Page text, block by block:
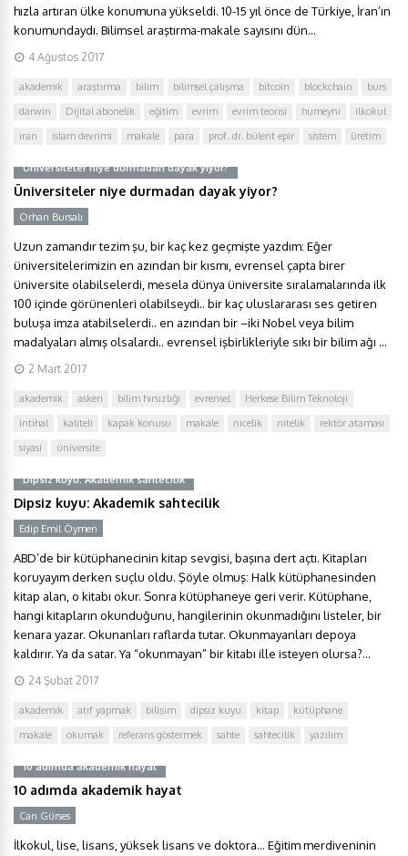
hızla artıran ülke konumuna yükseldi. 10-15 yıl önce de Türkiye, İran’ın
konumundaydı. Bilimsel araştırma-makale sayısını dün...
4 Ağustos 2017
akademik araştırma bilim bilimsel çalışma bitcoin blockchain
burs
darwin
Dijital abonelik eğitim evrim evrim teorisi humeyni
ilkokul
iran
islam devrimi makale para prof. dr. bülent epir sistem üretim
Üniversiteler niye durmadan dayak yiyor?
Üniversiteler niye durmadan dayak yiyor?
Orhan Bursalı
Uzun zamandır tezim şu, bir kaç kez geçmişte yazdım: Eğer
üniversitelerimizin en azından bir kısmı, evrensel çapta birer
üniversite olabilselerdi, mesela dünya üniversite sıralamalarında ilk
100 içinde görünenleri olabilseydi.. bir kaç uluslararası ses getiren
buluşa imza atabilselerdi.. en azından bir –iki Nobel veya bilim
madalyaları almış olsalardı.. evrensel işbirlikleriyle sıkı bir bilim ağı ...
2 Mart 2017
akademik askeri bilim hırsızlığı evrensel
Herkese Bilim Teknoloji
intihal
kaliteli kapak konusu makale nicelik nitelik
rektör ataması
siyasi
üniversite
Dipsiz kuyu: Akademik sahtecilik
Dipsiz kuyu: Akademik sahtecilik
Edip Emil Öymen
ABD’de bir kütüphanecinin kitap sevgisi, başına dert açtı. Kitapları
koruyayım derken suçlu oldu. Şöyle olmuş: Halk kütüphanesinden
kitap alan, o kitabı okur. Sonra kütüphaneye geri verir. Kütüphane,
hangi kitapların okunduğunu, hangilerinin okunmadığını listeler, bir
kenara yazar. Okunanları raflarda tutar. Okunmayanları depoya
kaldırır. Ya da satar. Ya “okunmayan” bir kitabı ille isteyen olursa?...
24 Şubat 2017
akademik atıf yapmak bilişim dipsiz kuyu kitap
kütüphane
makale
okumak referans göstermek sahte sahtecilik yazılım
10 adımda akademik hayat
10 adımda akademik hayat
Can Gürses
İlkokul, lise, lisans, yüksek lisans ve doktora… Eğitim merdiveninin